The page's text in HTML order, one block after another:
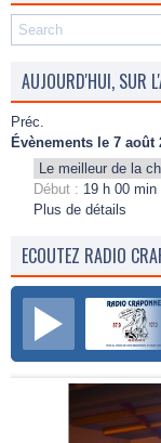
AUJOURD'HUI, SUR
Préc.
Évènements le 7 août
Le meilleur de la
Début : 19 h 00 min
Plus de détails
ECOUTEZ RADIO